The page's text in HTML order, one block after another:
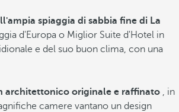
spiaggia di sabbia fine di La
d'Europa o Miglior Suite d'Hotel in
e del suo buon clima, con una
architettonico originale e raffinato , in
camere vantano un design